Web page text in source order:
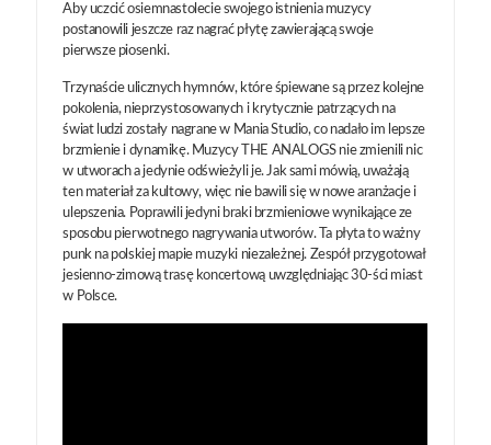
Aby uczcić osiemnastolecie swojego istnienia muzycy
postanowili jeszcze raz nagrać płytę zawierającą swoje
pierwsze piosenki.
Trzynaście ulicznych hymnów, które śpiewane są przez kolejne
pokolenia, nieprzystosowanych i krytycznie patrzących na
świat ludzi zostały nagrane w Mania Studio, co nadało im lepsze
brzmienie i dynamikę. Muzycy THE ANALOGS nie zmienili nic
w utworach a jedynie odświeżyli je. Jak sami mówią, uważają
ten materiał za kultowy, więc nie bawili się w nowe aranżacje i
ulepszenia. Poprawili jedyni braki brzmieniowe wynikające ze
sposobu pierwotnego nagrywania utworów. Ta płyta to ważny
punk na polskiej mapie muzyki niezależnej. Zespół przygotował
jesienno-zimową trasę koncertową uwzględniając 30-ści miast
w Polsce.